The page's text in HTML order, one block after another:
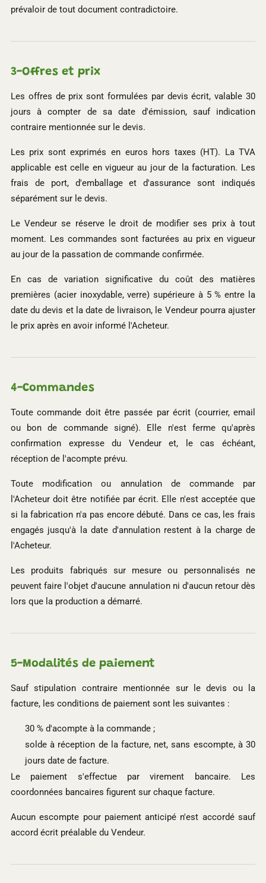
prévaloir de tout document contradictoire.
3-Offres et prix
Les offres de prix sont formulées par devis écrit, valable 30
jours à compter de sa date d'émission, sauf indication
contraire mentionnée sur le devis.
Les prix sont exprimés en euros hors taxes (HT). La TVA
applicable est celle en vigueur au jour de la facturation. Les
frais de port, d'emballage et d'assurance sont indiqués
séparément sur le devis.
Le Vendeur se réserve le droit de modifier ses prix à tout
moment. Les commandes sont facturées au prix en vigueur
au jour de la passation de commande confirmée.
En cas de variation significative du coût des matières
premières (acier inoxydable, verre) supérieure à 5 % entre la
date du devis et la date de livraison, le Vendeur pourra ajuster
le prix après en avoir informé l'Acheteur.
4-Commandes
Toute commande doit être passée par écrit (courrier, email
ou bon de commande signé). Elle n'est ferme qu'après
confirmation expresse du Vendeur et, le cas échéant,
réception de l'acompte prévu.
Toute modification ou annulation de commande par
l'Acheteur doit être notifiée par écrit. Elle n'est acceptée que
si la fabrication n'a pas encore débuté. Dans ce cas, les frais
engagés jusqu'à la date d'annulation restent à la charge de
l'Acheteur.
Les produits fabriqués sur mesure ou personnalisés ne
peuvent faire l'objet d'aucune annulation ni d'aucun retour dès
lors que la production a démarré.
5-Modalités de paiement
Sauf stipulation contraire mentionnée sur le devis ou la
facture, les conditions de paiement sont les suivantes :
30 % d'acompte à la commande ;
solde à réception de la facture, net, sans escompte, à 30
jours date de facture.
Le paiement s'effectue par virement bancaire. Les
coordonnées bancaires figurent sur chaque facture.
Aucun escompte pour paiement anticipé n'est accordé sauf
accord écrit préalable du Vendeur.